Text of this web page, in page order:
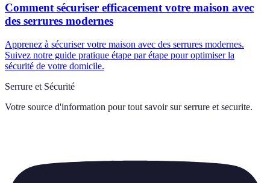
Comment sécuriser efficacement votre maison avec
des serrures modernes
Apprenez à sécuriser votre maison avec des serrures modernes.
Suivez notre guide pratique étape par étape pour optimiser la
sécurité de votre domicile.
Serrure et Sécurité
Votre source d'information pour tout savoir sur serrure et securite.